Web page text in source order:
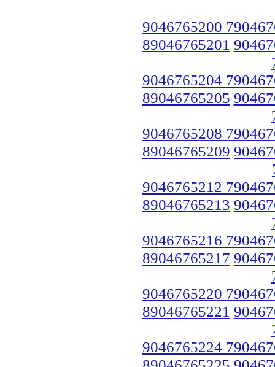
9046765200
89046765201
9046765204
89046765205
9046765208
89046765209
9046765212
89046765213
9046765216
89046765217
9046765220
89046765221
9046765224